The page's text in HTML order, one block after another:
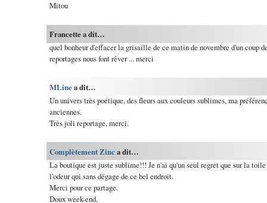
Mitou
Francette a dit…
quel bonheur d'effacer la grisaille de ce matin de novembre d'un coup
reportages nous font rêver ... merci
MLinea dit…
Un univers très poétique, des fleurs aux couleurs sublimes, ma
anciennes.
Très joli reportage, merci.
Complètement Zinca dit…
La boutique est juste sublime!!! Je n'ai qu'un seul regret que sur la toile
l'odeur qui sans dégage de ce bel endroit.
Merci pour ce partage.
Doux week-end.